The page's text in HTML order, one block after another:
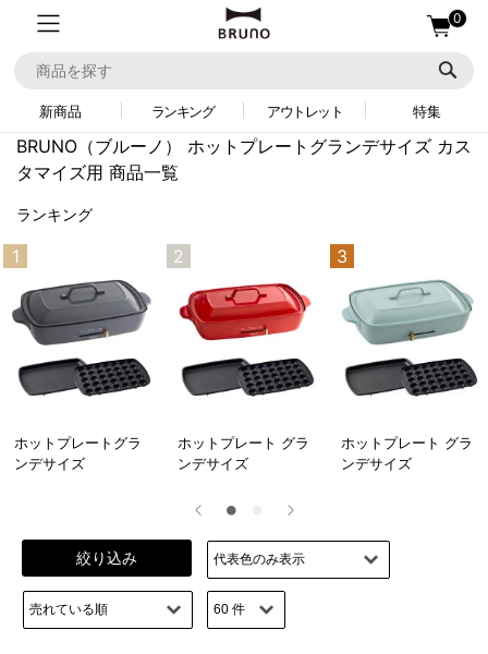
0
新商品 ランキング アウトレット 特集
BRUNO（ブルーノ）
ホットプレートグランデサイズ カス
タマイズ用 商品一覧
ランキング
1
ホットプレートグラ
ンデサイズ
2
ホットプレート グラ
ンデサイズ
3
ホットプレート グラ
ンデサイズ
絞り込み